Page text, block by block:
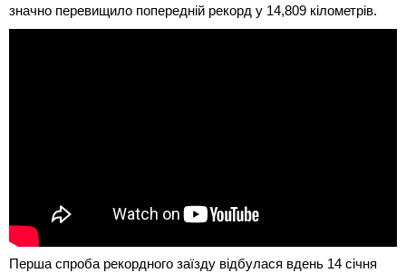
значно перевищило попередній рекорд у 14,809 кілометрів.
Перша спроба рекордного заїзду відбулася вдень 14 січня